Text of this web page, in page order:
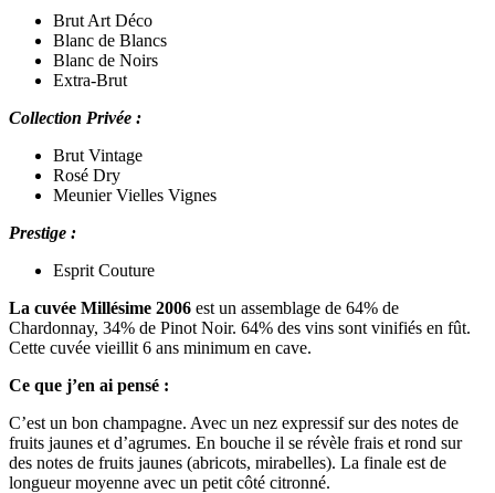
Brut Art Déco
Blanc de Blancs
Blanc de Noirs
Extra-Brut
Collection Privée :
Brut Vintage
Rosé Dry
Meunier Vielles Vignes
Prestige :
Esprit Couture
La cuvée Millésime 2006 est un assemblage de 64% de
Chardonnay, 34% de Pinot Noir. 64% des vins sont vinifiés en fût.
Cette cuvée vieillit 6 ans minimum en cave.
Ce que j’en ai pensé :
C’est un bon champagne. Avec un nez expressif sur des notes de
fruits jaunes et d’agrumes. En bouche il se révèle frais et rond sur
des notes de fruits jaunes (abricots, mirabelles). La finale est de
longueur moyenne avec un petit côté citronné.